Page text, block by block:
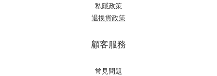
私隱政策
退換貨政策
顧客服務
常見問題